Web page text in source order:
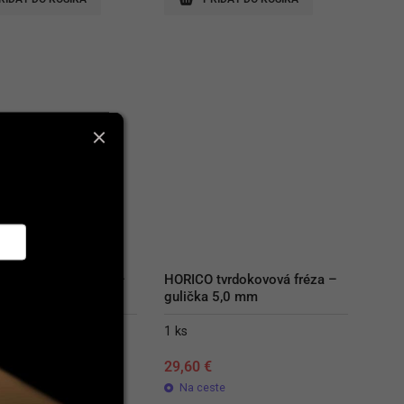
tvrdokovová fréza –
HORICO tvrdokovová fréza –
gulička 5,0 mm
1 ks
29,60 €
Na ceste